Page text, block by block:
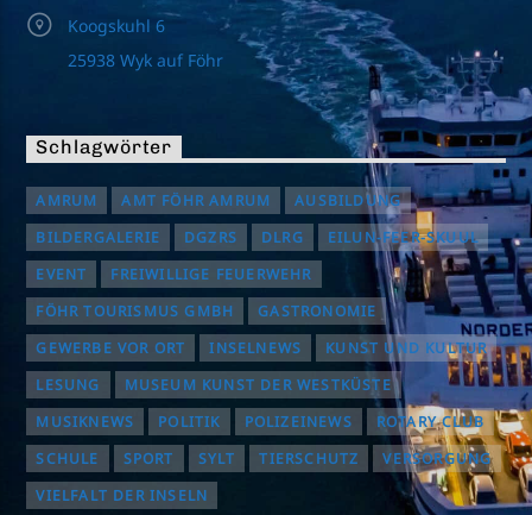
Koogskuhl 6
25938 Wyk auf Föhr
Schlagwörter
AMRUM AMT FÖHR AMRUM
AUSBILDUNG
BILDERGALERIE
DGZRS DLRG
EILUN-FEER-SKUUL
EVENT
FREIWILLIGE FEUERWEHR
FÖHR TOURISMUS GMBH
GASTRONOMIE
GEWERBE VOR ORT
INSELNEWS
KUNST UND KULTUR
LESUNG
MUSEUM KUNST DER WESTKÜSTE
MUSIKNEWS
POLITIK POLIZEINEWS
ROTARY CLUB
SCHULE
SPORT SYLT TIERSCHUTZ
VERSORGUNG
VIELFALT DER INSELN